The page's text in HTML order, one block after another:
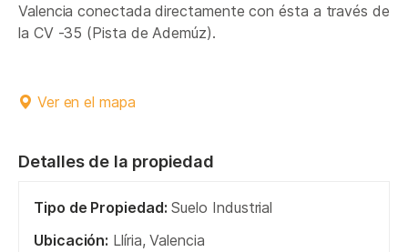
Valencia conectada directamente con ésta a través de
la CV -35 (Pista de Ademúz).
Ver en el mapa
Detalles de la propiedad
Tipo de Propiedad: Suelo Industrial
Ubicación: Llíria, Valencia